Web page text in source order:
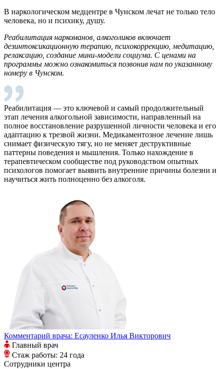
В наркологическом медцентре в Чунском лечат не только тело
человека, но и психику, душу.
Реабилитация наркоманов, алкоголиков включает
дезинтоксикационную терапию, психокоррекцию, медитацию,
релаксацию, создание мини-модели социума. С ценами на
программы можно ознакомиться позвонив нам по указанному
номеру в Чунском.
Реабилитация — это ключевой и самый продолжительный
этап лечения алкогольной зависимости, направленный на
полное восстановление разрушенной личности человека и его
адаптацию к трезвой жизни. Медикаментозное лечение лишь
снимает физическую тягу, но не меняет деструктивные
паттерны поведения и мышления. Только нахождение в
терапевтическом сообществе под руководством опытных
психологов помогает выявить внутренние причины болезни и
научиться жить полноценно без алкоголя.
Комментарий врача: Есауленко Илья Викторович
Главный врач
Стаж работы: 24 года
Сотрудники центра